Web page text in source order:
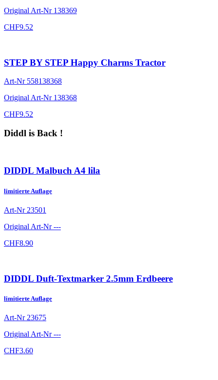
Original Art-Nr 138369
CHF9.52
STEP BY STEP Happy Charms Tractor
Art-Nr 558138368
Original Art-Nr 138368
CHF9.52
Diddl is Back !
DIDDL Malbuch A4 lila
limitierte Auflage
Art-Nr 23501
Original Art-Nr---
CHF8.90
DIDDL Duft-Textmarker 2.5mm Erdbeere
limitierte Auflage
Art-Nr 23675
Original Art-Nr---
CHF3.60